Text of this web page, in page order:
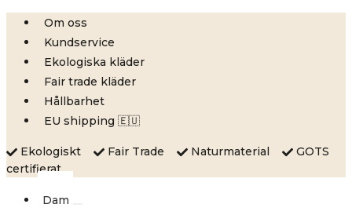
Skip
content
Om oss
Kundservice
Ekologiska kläder
Fair trade kläder
Hållbarhet
EU shipping 🇪🇺
Ekologiskt Fair Trade Naturmaterial
GOTS
certifierat
Dam